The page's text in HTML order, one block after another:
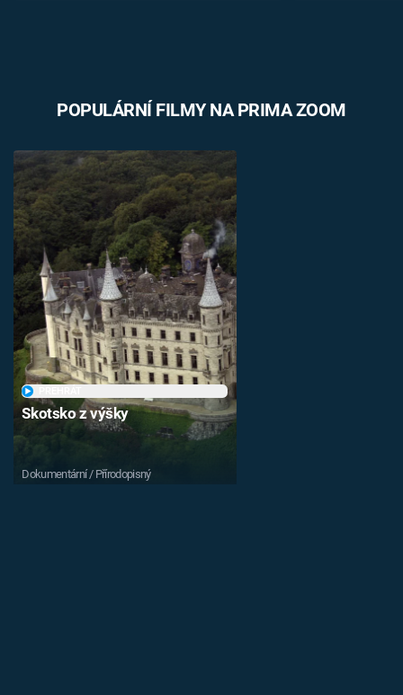
POPULÁRNÍ FILMY NA PRIMA ZOOM
Skotsko z výšky
Dokumentární / Přírodopisný